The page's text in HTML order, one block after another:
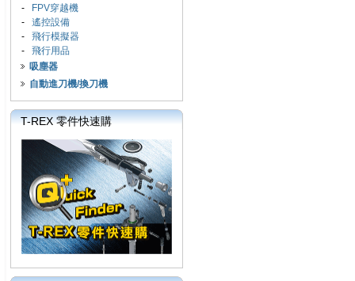
-
FPV穿越機
- 遙控設備
- 飛行模擬器
- 飛行用品
吸塵器
自動進刀機/換刀機
T-REX 零件快速購